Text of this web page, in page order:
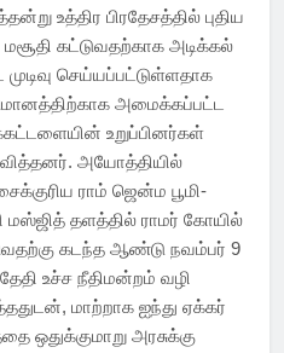
உத்திர பிரதேசத்தில் புதிய
மசூதி கட்டுவதற்காக அடிக்கல்
முடிவு செய்யப்பட்டுள்ளதாக
அமைக்கப்பட்ட
உறுப்பினர்கள்
அயோத்தியில்
ராம் ஜென்ம பூமி-
மஸ்ஜித் தளத்தில் ராமர் கோயில்
கடந்த ஆண்டு நவம்பர் 9
உச்ச நீதிமன்றம் வழி
மாற்றாக ஐந்து ஏக்கர்
ஒதுக்குமாறு அரசுக்கு